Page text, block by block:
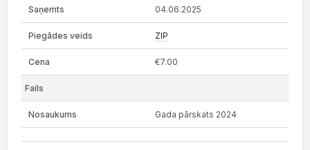
04.06.2025
ZIP
€7.00
Gada pārskats 2024